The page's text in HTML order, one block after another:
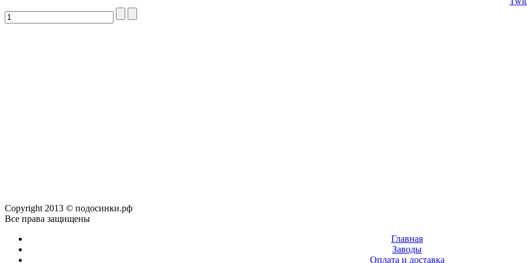
Copyright 2013 © подосинки.рф
Все права защищены
Главная
Заводы
Оплата и доставка